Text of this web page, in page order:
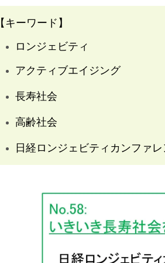
【キーワード】
ロンジェビティ
アクティブエイジング
長寿社会
高齢社会
日経ロンジェビティカンファ